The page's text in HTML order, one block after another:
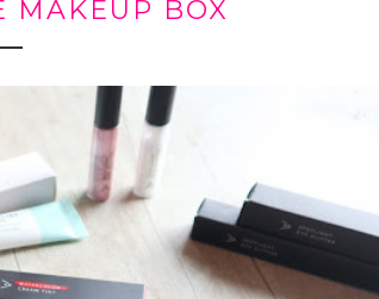
MAKEUP BOX